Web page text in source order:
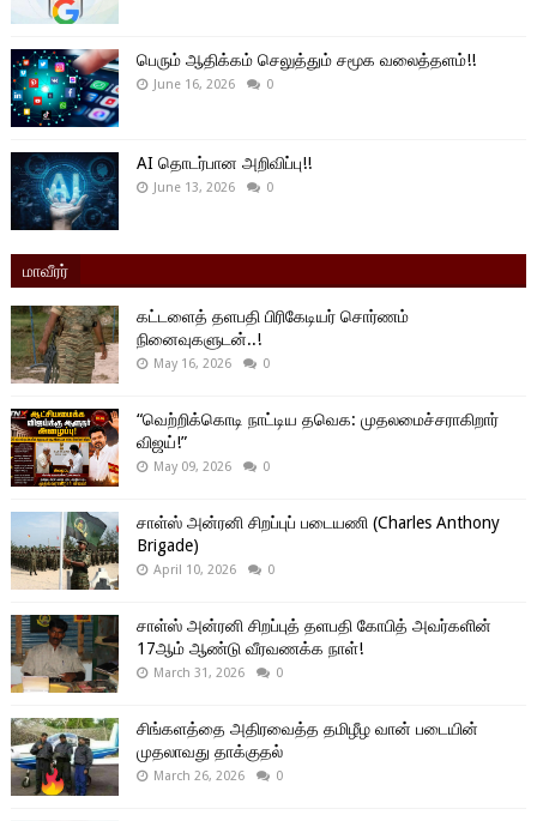
பெரும் ஆதிக்கம் செலுத்தும் சமூக வலைத்தளம்!!
June 16, 2026 0
AI தொடர்பான அறிவிப்பு!!
June 13, 2026 0
மாவீரர்
கட்டளைத் தளபதி பிரிகேடியர் சொர்ணம்
நினைவுகளுடன்..!
May 16, 2026 0
“வெற்றிக்கொடி நாட்டிய தவெக: முதலமைச்சராகிறார்
விஜய்!”
May 09, 2026 0
சாள்ஸ் அன்ரனி சிறப்புப் படையணி (Charles Anthony
Brigade)
April 10, 2026 0
சாள்ஸ் அன்ரனி சிறப்புத் தளபதி கோபித் அவர்களின்
17ஆம் ஆண்டு வீரவணக்க நாள்!
March 31, 2026 0
சிங்களத்தை அதிரவைத்த தமிழீழ வான் படையின்
முதலாவது தாக்குதல்
March 26, 2026 0